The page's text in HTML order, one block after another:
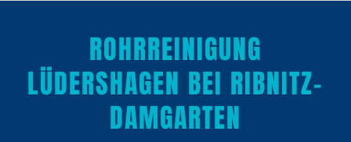
ROHRREINIGUNG
LÜDERSHAGEN BEI RIBNITZ-
DAMGARTEN